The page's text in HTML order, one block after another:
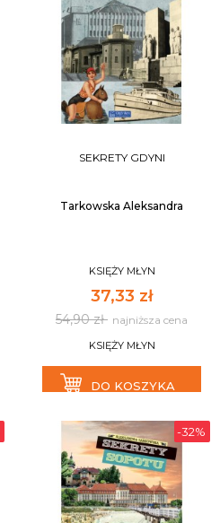
SEKRETY GDYNI
Tarkowska Aleksandra
KSIĘŻY MŁYN
37,33 zł
54,90 zł najniższa cena
KSIĘŻY MŁYN
DO KOSZYKA
-32%